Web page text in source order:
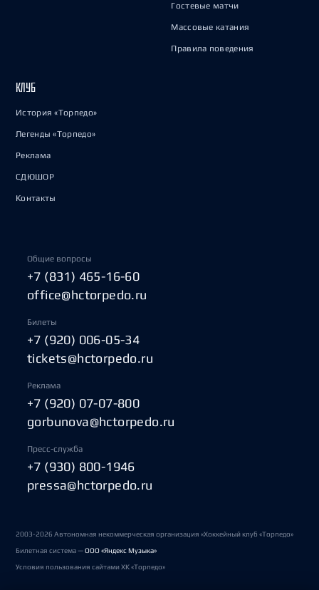
Гостевые матчи
Массовые катания
Правила поведения
КЛУБ
История «Торпедо»
Легенды «Торпедо»
Реклама
СДЮШОР
Контакты
Общие вопросы
+7 (831) 465-16-60
office@hctorpedo.ru
Билеты
+7 (920) 006-05-34
tickets@hctorpedo.ru
Реклама
+7 (920) 07-07-800
gorbunova@hctorpedo.ru
Пресс-служба
+7 (930) 800-1946
pressa@hctorpedo.ru
2003-2026 Автономная некоммерческая организация «Хоккейный клуб «Торпедо»
Билетная система —ООО «Яндекс Музыка»
Условия пользования сайтами ХК «Торпедо»